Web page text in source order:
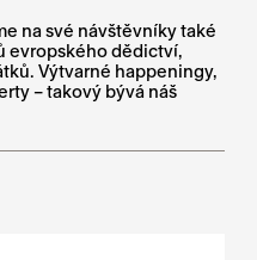
na své návštěvníky také
evropského dědictví,
Výtvarné happeningy,
– takový bývá náš